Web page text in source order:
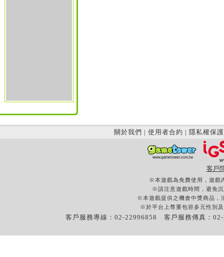
關於我們 | 使用者合約 | 隱私權保護
客戶
※本遊戲為免費使用，遊戲
※請注意遊戲時間，避免
※本遊戲提供之機會中獎商品，
※於平台上尊重包容多元性別
客戶服務專線：02-22996858 客戶服務傳真：